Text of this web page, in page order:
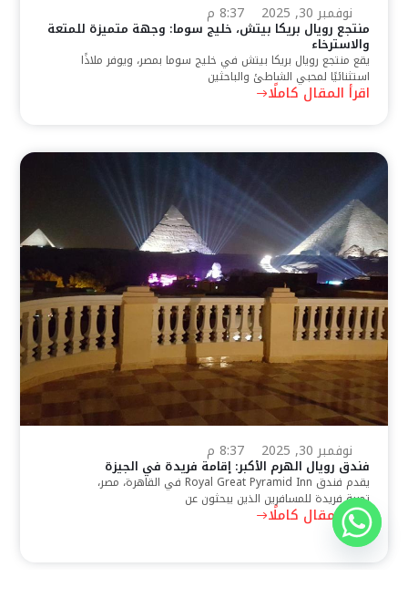
نوفمبر 30, 2025 8:37 م
منتجع رويال بريكا بيتش، خليج سوما: وجهة متميزة للمتعة
والاسترخاء
يقع منتجع رويال بريكا بيتش في خليج سوما بمصر، ويوفر ملاذًا
استثنائيًا لمحبي الشاطئ والباحثين
اقرأ المقال كاملًا
نوفمبر 30, 2025 8:37 م
فندق رويال الهرم الأكبر: إقامة فريدة في الجيزة
يقدم فندق Royal Great Pyramid Inn في القاهرة، مصر،
تجربة فريدة للمسافرين الذين يبحثون عن
اقرأ المقال كاملًا